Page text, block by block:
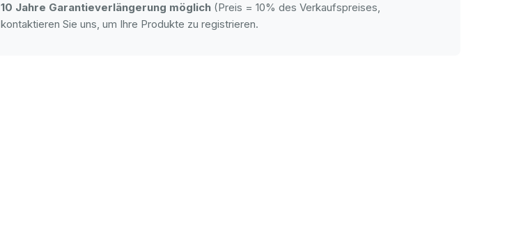
10 Jahre Garantieverlängerung möglich (Preis = 10% des Verkaufspreises,
kontaktieren Sie uns, um Ihre Produkte zu registrieren.